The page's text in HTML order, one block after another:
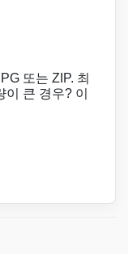
또는 ZIP. 최
큰 경우? 이